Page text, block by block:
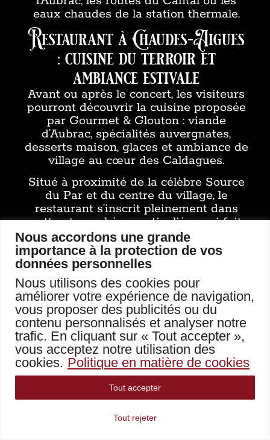
Nous accordons une grande
importance à la protection de vos
données personnelles
Nous utilisons des cookies pour
améliorer votre expérience de navigation,
vous proposer des publicités ou du
contenu personnalisés et analyser notre
trafic. En cliquant sur « Tout accepter »,
vous acceptez notre utilisation des
cookies. Politique en matière de cookies
Tout rejeter
Tout accepter
eaux chaudes de la station thermale.
Restaurant à Chaudes-Aigues
: cuisine du terroir et
ambiance estivale
Avant ou après le concert, les visiteurs
pourront découvrir la cuisine proposée
par Gourmet & Glouton : viande
d’Aubrac, spécialités auvergnates,
desserts maison, glaces et ambiance de
village au cœur des Caldagues.
Situé à proximité de la célèbre Source
du Par et du centre du village, le
restaurant s’inscrit pleinement dans
cette atmosphère particulière qui fait
de Chaudes-Aigues un lieu à part dans
le Cantal.
Le jazz manouche trouve
toujours sa place quand les
terrasses se remplissent.